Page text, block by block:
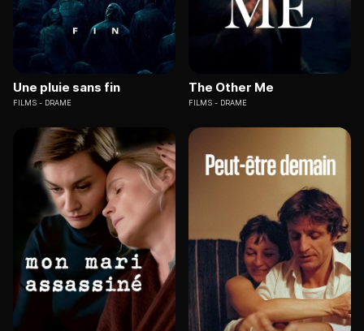
Une pluie sans fin
FILMS DRAME
The Other Me
FILMS DRAME